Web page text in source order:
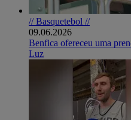
// Basquetebol //
09.06.2026
Benfica ofereceu uma
Luz